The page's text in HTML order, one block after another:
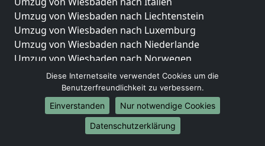
Umzug von Wiesbaden nach Liechtenstein
Umzug von Wiesbaden nach Luxemburg
Umzug von Wiesbaden nach Niederlande
Umzug von Wiesbaden nach Norwegen
Umzüge-Deutschlandweit
Umzug von Wiesbaden nach Berlin
Umzug von Wiesbaden nach Hamburg
Umzug von Wiesbaden nach München
Diese Internetseite verwendet Cookies um die
Benutzerfreundlichkeit zu verbessern.
Einverstanden
Nur notwendige Cookies
Datenschutzerklärung